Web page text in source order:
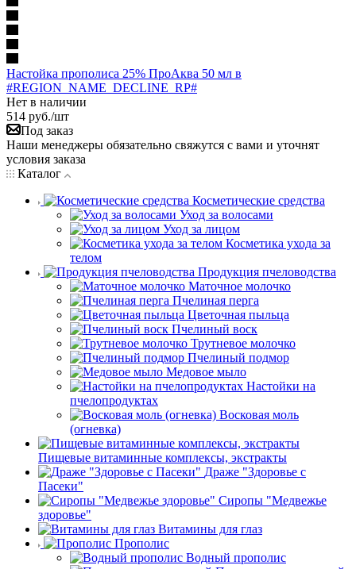
Настойка прополиса 25% ПроАква 50 мл в
#REGION_NAME_DECLINE_RP#
Нет в наличии
514 руб./шт
Под заказ
Наши менеджеры обязательно свяжутся с вами и уточнят
условия заказа
Каталог
Косметические средства
Уход за волосами
Уход за лицом
Косметика ухода за
телом
Продукция пчеловодства
Маточное молочко
Пчелиная перга
Цветочная пыльца
Пчелиный воск
Трутневое молочко
Пчелиный подмор
Медовое мыло
Настойки на
пчелопродуктах
Восковая моль
(огневка)
Пищевые витаминные комплексы, экстракты
Драже "Здоровье с
Пасеки"
Сиропы "Медвежье
здоровье"
Витамины для глаз
Прополис
Водный прополис